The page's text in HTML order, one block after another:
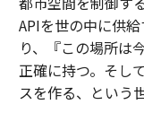
APIを世の中に供
り、『この場所は
正確に持つ。そし
スを作る、という